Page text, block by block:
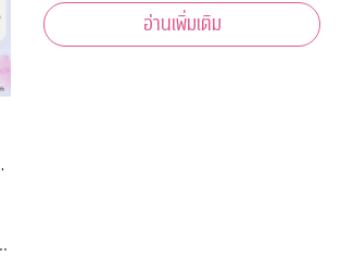
อ่านเพิ่มเติม